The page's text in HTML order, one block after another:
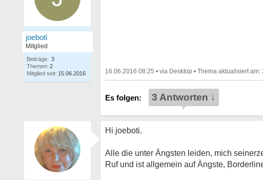
joeboti
Mitglied
Beiträge: 3
Themen: 2
Mitglied seit: 15.06.2016 16.06.2016 08:25 • •
3 Antworten ↓
Hi joeboti.
Alle die unter Ängsten leiden, mich
Ruf und ist allgemein auf Ängste,